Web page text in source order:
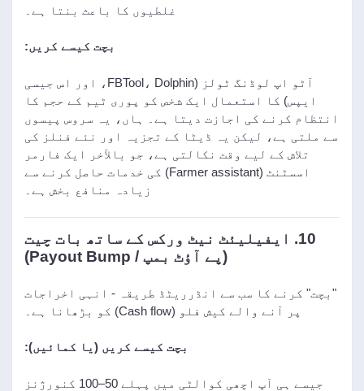
غلطیوں کا باعث بنتا ہے۔
بچت کیسے کریں:
آٹو اپ لوڈنگ ٹولز (FBTool، Dolphin، اور اس جیسی
ایپس) کا استعمال ایک شخص کو پوری ٹیم کے حجم کا
انتظام کرنے کی اجازت دیتا ہے۔ ہاں، یہ سروس پیسوں
سے ملتی ہے، لیکن یہ ڈیٹا کے تجزیہ اور نئے فنلز کی
تلاش کے لیے وقت نکالتی ہے، جو بالآخر ایک فارمر
اسسٹنٹ (Farmer assistant) کی خدمات حاصل کرنے سے
زیادہ منافع بخش ہے۔
10. ایفیلیئٹ نیٹ ورکس کے ساتھ بات چیت
(پے آؤٹ بمپ / Payout Bump)
"بچت" کرنے کا سب سے انڈرریٹڈ طریقہ - انہی اخراجات
پر آنے والے کیش فلو (Cash flow) کو بڑھانا ہے۔
بچت کیسے کریں (یا کمائیں):
جیسے ہی آپ اچھی کوالٹی میں پہلے 50–100 کنورژنز